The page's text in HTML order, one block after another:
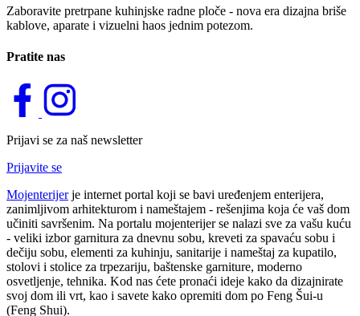
Zaboravite pretrpane kuhinjske radne ploče - nova era dizajna briše
kablove, aparate i vizuelni haos jednim potezom.
Pratite nas
Prijavi se za naš newsletter
Prijavite se
Mojenterijerje internet portal koji se bavi uređenjem enterijera,
zanimljivom arhitekturom i nameštajem - rešenjima koja će vaš dom
učiniti savršenim. Na portalu mojenterijer se nalazi sve za vašu kuću
- veliki izbor garnitura za dnevnu sobu, kreveti za spavaću sobu i
dečiju sobu, elementi za kuhinju, sanitarije i nameštaj za kupatilo,
stolovi i stolice za trpezariju, baštenske garniture, moderno
osvetljenje, tehnika. Kod nas ćete pronaći ideje kako da dizajnirate
svoj dom ili vrt, kao i savete kako opremiti dom po Feng Šui-u
(Feng Shui).